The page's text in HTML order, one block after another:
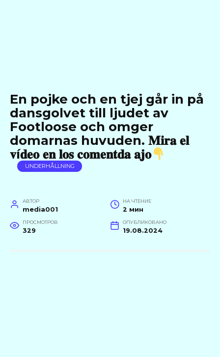
En pojke och en tjej går in på
dansgolvet till ljudet av
Footloose och omger
domarnas huvuden. 𝐌𝐢𝐫𝐚 𝐞𝐥
𝐯í𝐝𝐞𝐨 𝐞𝐧 𝐥𝐨𝐬 𝐜𝐨𝐦𝐞𝐧𝐭𝐝𝐚 𝐚𝐣𝐨
UNDERHÅLLNING
АВТОР
media001
НА ЧТЕНИЕ
2 мин
ПРОСМОТРОВ
329
ОПУБЛИКОВАНО
19.08.2024